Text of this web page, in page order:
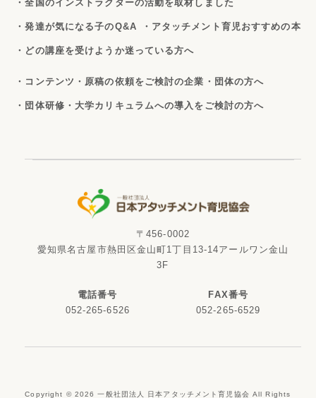
・全国のインストラクターの活動を取材しました
・発達が気になる子のQ&A ・アタッチメント育児おすすめの本
・どの講座を受けようか迷っている方へ
・コンテンツ・原稿の依頼をご検討の企業・団体の方へ
・団体研修・大学カリキュラムへの導入をご検討の方へ
〒456-0002
愛知県名古屋市熱田区金山町1丁目13-14アールワン金山
3F
電話番号
052-265-6526
FAX番号
052-265-6529
Copyright © 2026 一般社団法人 日本アタッチメント育児協会 All Rights